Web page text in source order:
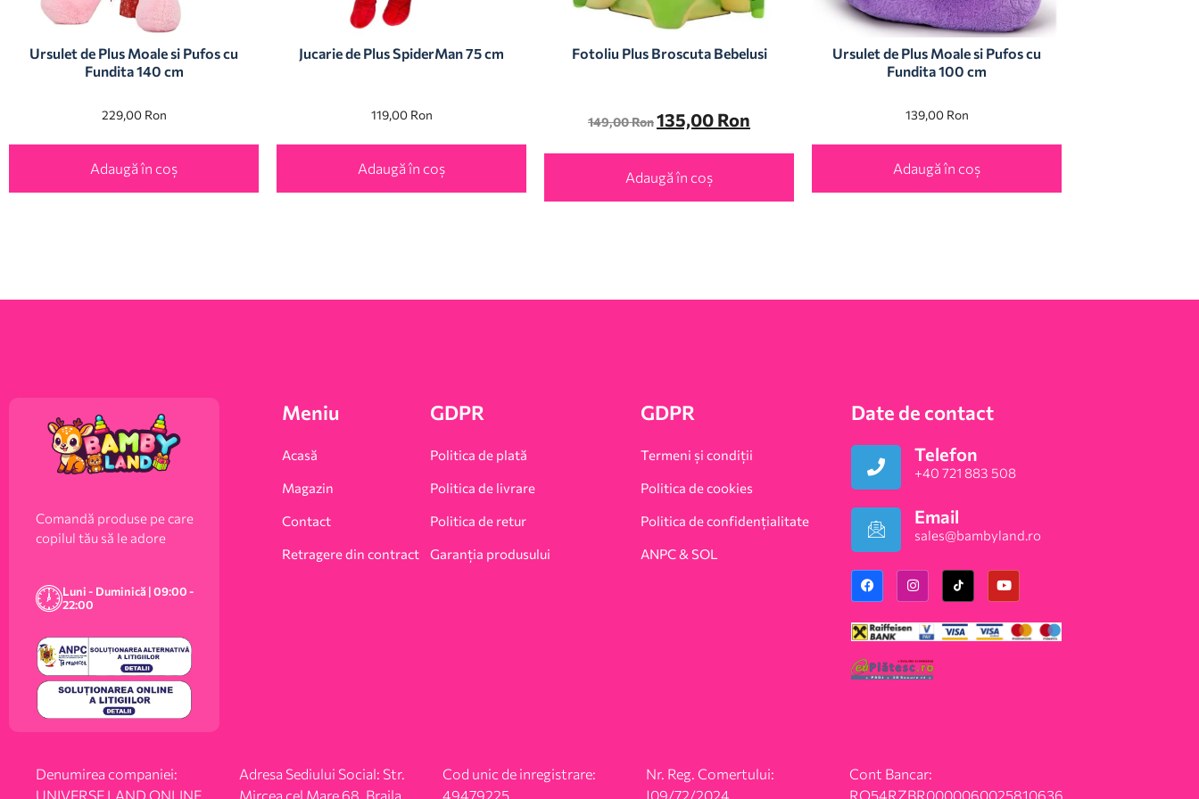
Ursulet de Plus Moale si Pufos cu
Fundita 140 cm
229,00 Ron
Adaugă în coș
Jucarie de Plus SpiderMan 75 cm
119,00 Ron
Adaugă în coș
Fotoliu Plus Broscuta Bebelusi
149,00Ron135,00 Ron
Adaugă în coș
Ursulet de Plus Moale si Pufos cu
Fundita 100 cm
139,00 Ron
Adaugă în coș
Comandă produse pe care
copilul tău să le adore
Luni - Duminică | 09:00 -
22:00
Meniu
Acasă
Magazin
Contact
Retragere din contract
GDPR
Politica de plată
Politica de livrare
Politica de retur
Garanția produsului
GDPR
Termeni și condiții
Politica de cookies
Politica de confidențialitate
ANPC & SOL
Date de contact
Telefon
+40 721 883 508
Email
sales@bambyland.ro​
Denumirea companiei:
UNIVERSE LAND ONLINE
Adresa Sediului Social: Str.
Mircea cel Mare 68, Braila,
Cod unic de inregistrare:
49479225
Nr. Reg. Comertului:
J09/72/2024
Cont Bancar:
RO54RZBR0000060025810636